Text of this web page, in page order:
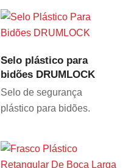
Selo plástico para
bidões DRUMLOCK
Selo de segurança
plástico para bidões.